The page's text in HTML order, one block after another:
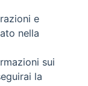
e
nella
sui
la